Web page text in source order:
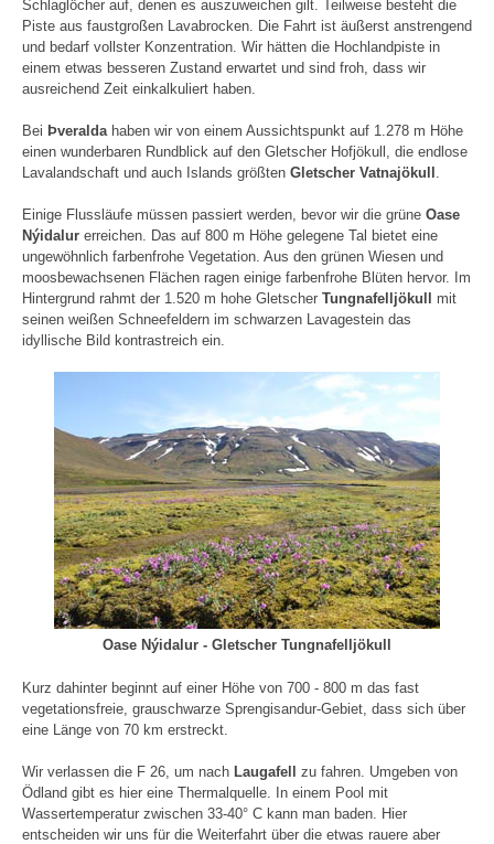
Schlaglöcher auf, denen es auszuweichen gilt. Teilweise besteht die
Piste aus faustgroßen Lavabrocken. Die Fahrt ist äußerst anstrengend
und bedarf vollster Konzentration. Wir hätten die Hochlandpiste in
einem etwas besseren Zustand erwartet und sind froh, dass wir
ausreichend Zeit einkalkuliert haben.
Bei Þveralda haben wir von einem Aussichtspunkt auf 1.278 m Höhe
einen wunderbaren Rundblick auf den Gletscher Hofjökull, die endlose
Lavalandschaft und auch Islands größten Gletscher Vatnajökull .
Einige Flussläufe müssen passiert werden, bevor wir die grüne Oase
Nýidalur erreichen. Das auf 800 m Höhe gelegene Tal bietet eine
ungewöhnlich farbenfrohe Vegetation. Aus den grünen Wiesen und
moosbewachsenen Flächen ragen einige farbenfrohe Blüten hervor. Im
Hintergrund rahmt der 1.520 m hohe Gletscher Tungnafelljökull mit
seinen weißen Schneefeldern im schwarzen Lavagestein das
idyllische Bild kontrastreich ein.
Oase Nýidalur - Gletscher Tungnafelljökull
Kurz dahinter beginnt auf einer Höhe von 700 - 800 m das fast
vegetationsfreie, grauschwarze Sprengisandur-Gebiet, dass sich über
eine Länge von 70 km erstreckt.
Wir verlassen die F 26, um nach Laugafell zu fahren. Umgeben von
Ödland gibt es hier eine Thermalquelle. In einem Pool mit
Wassertemperatur zwischen 33-40° C kann man baden. Hier
entscheiden wir uns für die Weiterfahrt über die etwas rauere aber